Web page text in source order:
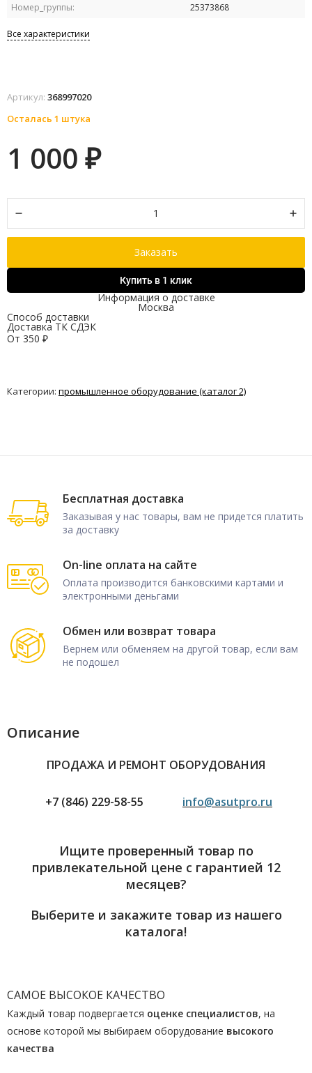
Номер_группы: 25373868
Все характеристики
Артикул: 368997020
Осталась 1 штука
1 000 ₽
Заказать
Купить в 1 клик
Информация о доставке
Москва
Способ доставки
Доставка ТК СДЭК
От 350 ₽
Категории: промышленное оборудование (каталог 2)
Бесплатная доставка
Заказывая у нас товары, вам не придется платить
за доставку
On-line оплата на сайте
Оплата производится банковскими картами и
электронными деньгами
Обмен или возврат товара
Вернем или обменяем на другой товар, если вам
не подошел
Описание
ПРОДАЖА И РЕМОНТ ОБОРУДОВАНИЯ
+7 (846) 229-58-55 info@asutpro.ru
Ищите проверенный товар по
привлекательной цене с гарантией 12
месяцев?
Выберите и закажите товар из нашего
каталога!
САМОЕ ВЫСОКОЕ КАЧЕСТВО
Каждый товар подвергается оценке специалистов, на
основе которой мы выбираем оборудование высокого
качества